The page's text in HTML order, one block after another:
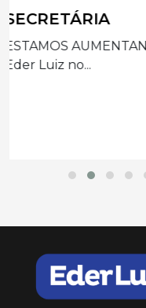
Auxiliar de
VAGA: AUXILIAR
está em busca...